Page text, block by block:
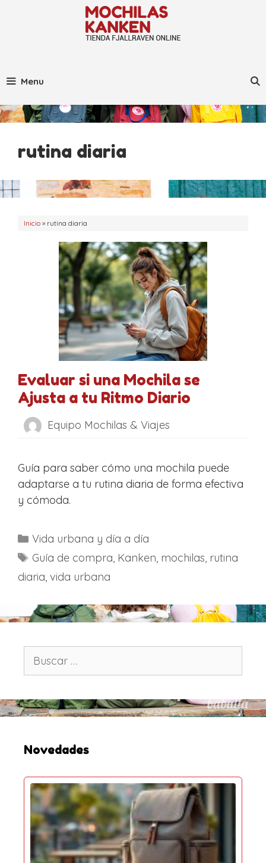
Menu
rutina diaria
Inicio » rutina diaria
Evaluar si una Mochila se
Ajusta a tu Ritmo Diario
Equipo Mochilas & Viajes
Guía para saber cómo una mochila puede
adaptarse a tu rutina diaria de forma efectiva
y cómoda.
C
a
g
o
í
a
Vida urbana y día a día
E
t
q
u
a
Guía de compra, Kanken, mochilas, rutina
diaria, vida urbana
c
a
:Novedades